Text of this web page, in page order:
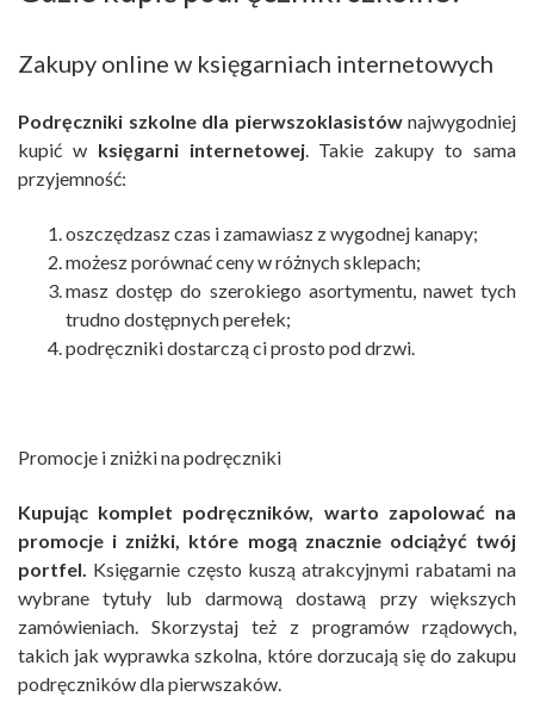
Zakupy online w księgarniach internetowych
Podręczniki szkolne dla pierwszoklasistównajwygodniej
kupić w księgarni internetowej. Takie zakupy to sama
przyjemność:
oszczędzasz czas i zamawiasz z wygodnej kanapy;
możesz porównać ceny w różnych sklepach;
masz dostęp do szerokiego asortymentu, nawet tych
trudno dostępnych perełek;
podręczniki dostarczą ci prosto pod drzwi.
Promocje i zniżki na podręczniki
Kupując komplet podręczników, warto zapolować na
promocje i zniżki, które mogą znacznie odciążyć twój
portfel. Księgarnie często kuszą atrakcyjnymi rabatami na
wybrane tytuły lub darmową dostawą przy większych
zamówieniach. Skorzystaj też z programów rządowych,
takich jak wyprawka szkolna, które dorzucają się do zakupu
podręczników dla pierwszaków.